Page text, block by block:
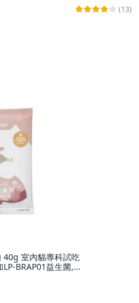
(13)
40g 室內貓專科試吃
BRAP01益生菌,